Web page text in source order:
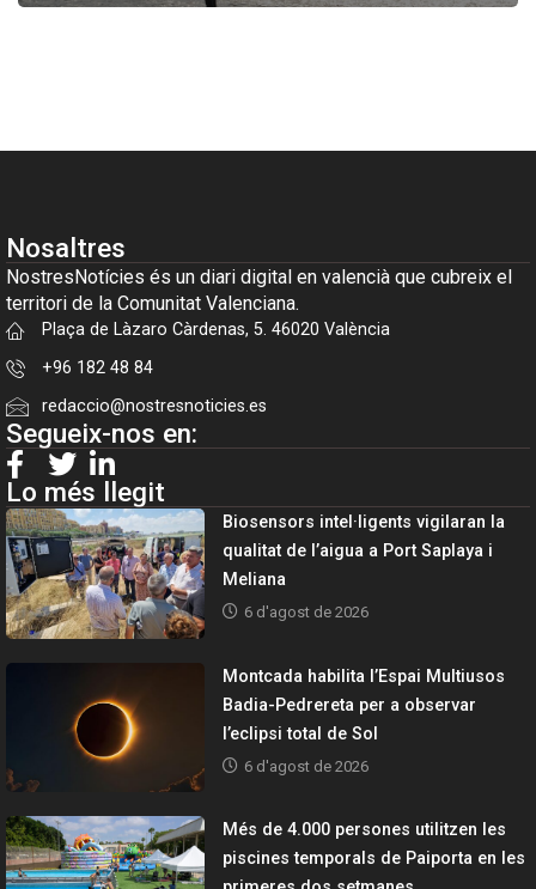
Nosaltres
NostresNotícies és un diari digital en valencià que cubreix el
territori de la Comunitat Valenciana.
Plaça de Làzaro Càrdenas, 5. 46020 València
+96 182 48 84
redaccio@nostresnoticies.es
Segueix-nos en:
Lo més llegit
Biosensors intel·ligents vigilaran la
qualitat de l’aigua a Port Saplaya i
Meliana
6 d'agost de 2026
Montcada habilita l’Espai Multiusos
Badia-Pedrereta per a observar
l’eclipsi total de Sol
6 d'agost de 2026
Més de 4.000 persones utilitzen les
piscines temporals de Paiporta en les